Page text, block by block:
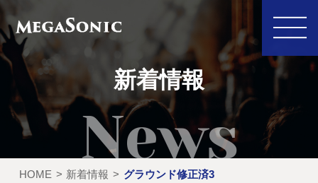
私たちにできること
イベント実績
レンタル製品
新着情報
HOME 新着情報 グラウンド修正済3